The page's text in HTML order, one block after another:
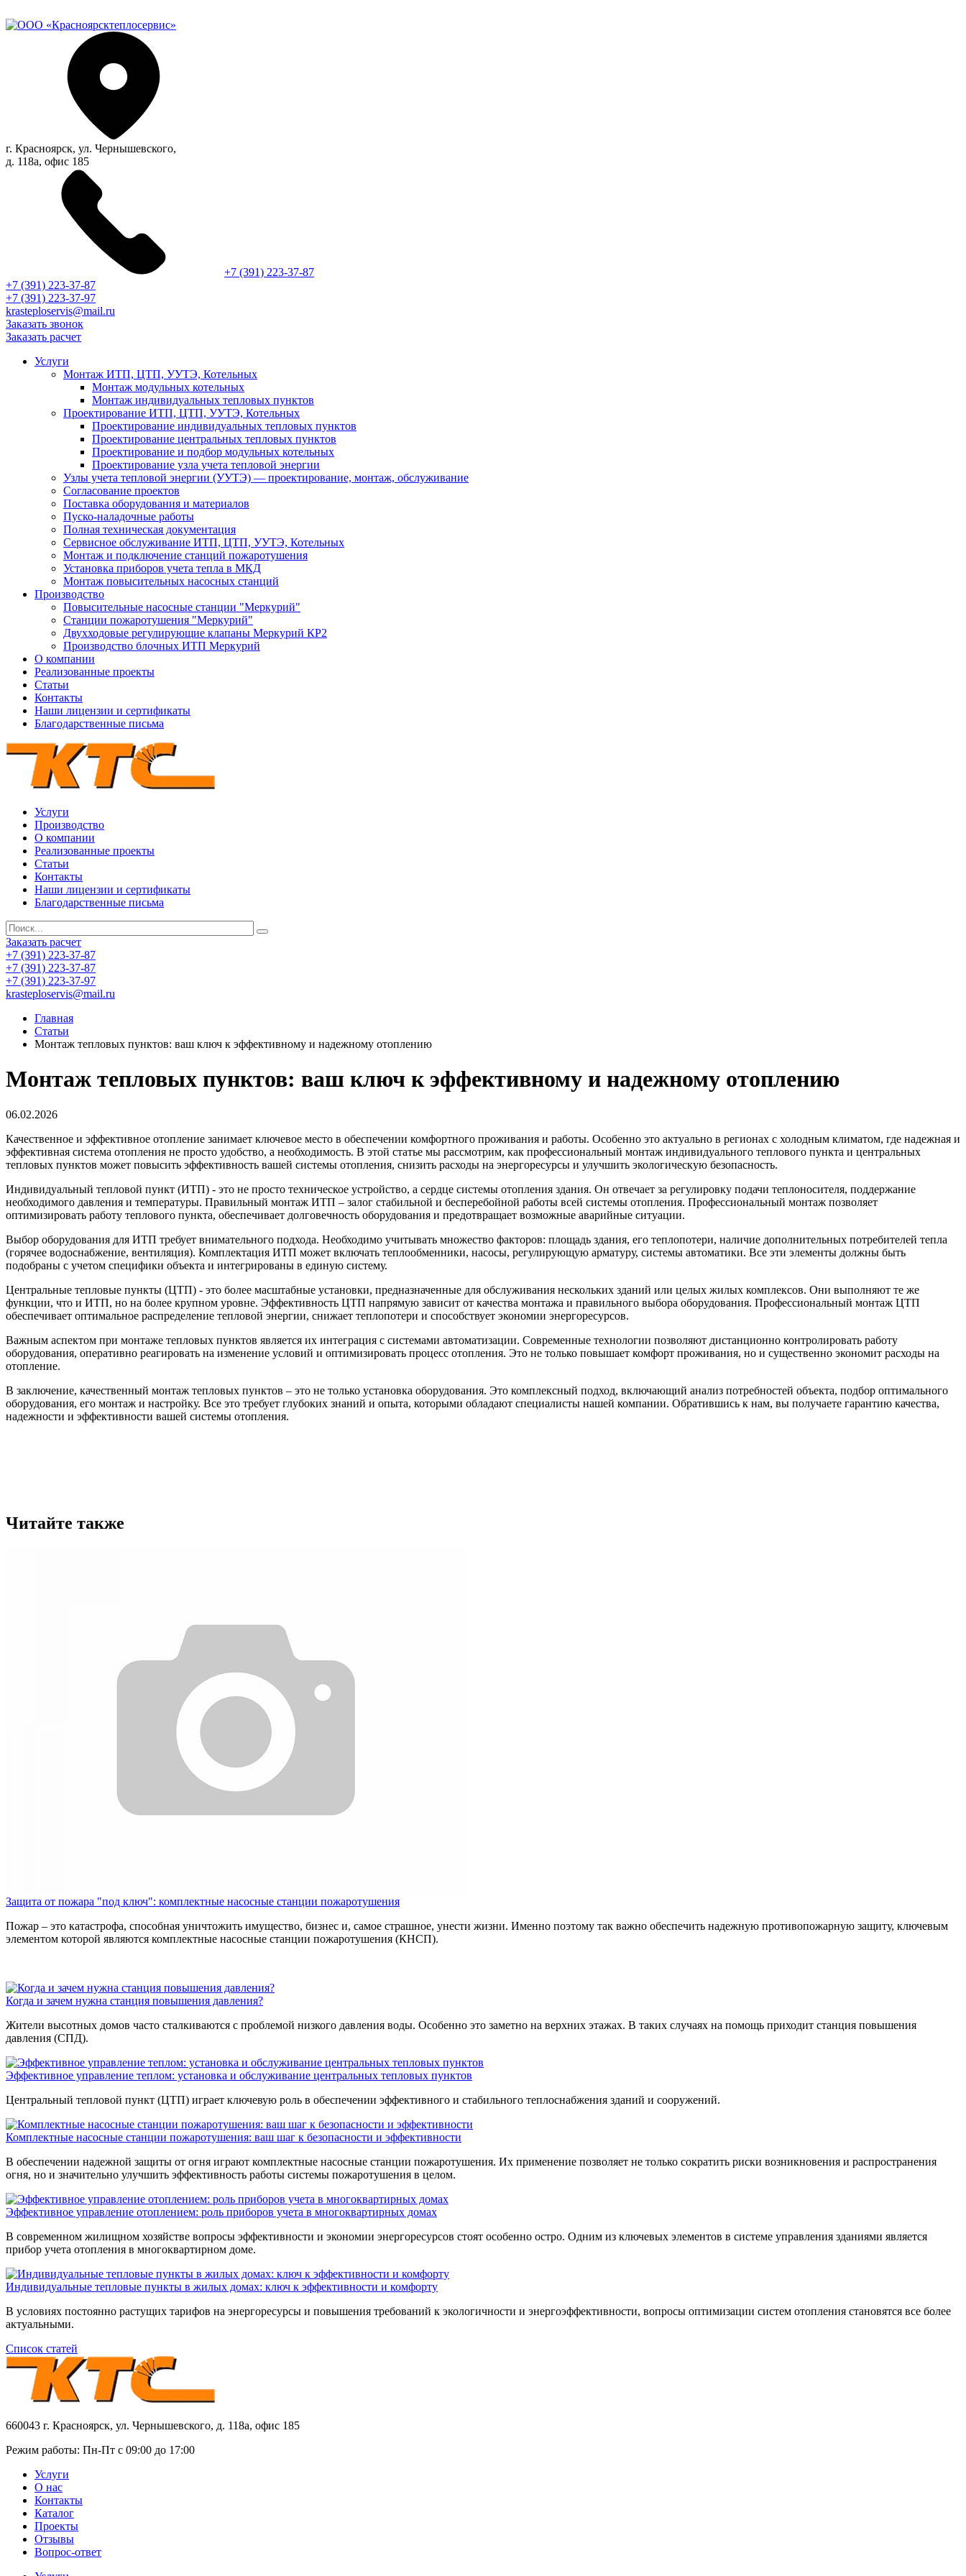
г. Красноярск, ул. Чернышевского,
д. 118а, офис 185
+7 (391) 223-37-87
+7 (391) 223-37-87
+7 (391) 223-37-97
krasteploservis@mail.ru
Заказать звонок
Заказать расчет
Услуги
Монтаж ИТП, ЦТП, УУТЭ, Котельных
Монтаж модульных котельных
Монтаж индивидуальных тепловых пунктов
Проектирование ИТП, ЦТП, УУТЭ, Котельных
Проектирование индивидуальных тепловых пунктов
Проектирование центральных тепловых пунктов
Проектирование и подбор модульных котельных
Проектирование узла учета тепловой энергии
Узлы учета тепловой энергии (УУТЭ) — проектирование, монтаж, обслуживание
Согласование проектов
Поставка оборудования и материалов
Пуско-наладочные работы
Полная техническая документация
Сервисное обслуживание ИТП, ЦТП, УУТЭ, Котельных
Монтаж и подключение станций пожаротушения
Установка приборов учета тепла в МКД
Монтаж повысительных насосных станций
Производство
Повысительные насосные станции "Меркурий"
Станции пожаротушения "Меркурий"
Двухходовые регулирующие клапаны Меркурий КР2
Производство блочных ИТП Меркурий
О компании
Реализованные проекты
Статьи
Контакты
Наши лицензии и сертификаты
Благодарственные письма
Услуги
Производство
О компании
Реализованные проекты
Статьи
Контакты
Наши лицензии и сертификаты
Благодарственные письма
Заказать расчет
+7 (391) 223-37-87
+7 (391) 223-37-87
+7 (391) 223-37-97
krasteploservis@mail.ru
Главная
Статьи
Монтаж тепловых пунктов: ваш ключ к эффективному и надежному отоплению
Монтаж тепловых пунктов: ваш ключ к эффективному и надежному отоплению
06.02.2026
Качественное и эффективное отопление занимает ключевое место в обеспечении комфортного проживания и работы. Особенно это актуально в регионах с холодным климатом, где надежная и
эффективная система отопления не просто удобство, а необходимость. В этой статье мы рассмотрим, как профессиональный монтаж индивидуального теплового пункта и центральных
тепловых пунктов может повысить эффективность вашей системы отопления, снизить расходы на энергоресурсы и улучшить экологическую безопасность.
Индивидуальный тепловой пункт (ИТП) - это не просто техническое устройство, а сердце системы отопления здания. Он отвечает за регулировку подачи теплоносителя, поддержание
необходимого давления и температуры. Правильный монтаж ИТП – залог стабильной и бесперебойной работы всей системы отопления. Профессиональный монтаж позволяет
оптимизировать работу теплового пункта, обеспечивает долговечность оборудования и предотвращает возможные аварийные ситуации.
Выбор оборудования для ИТП требует внимательного подхода. Необходимо учитывать множество факторов: площадь здания, его теплопотери, наличие дополнительных потребителей тепла
(горячее водоснабжение, вентиляция). Комплектация ИТП может включать теплообменники, насосы, регулирующую арматуру, системы автоматики. Все эти элементы должны быть
подобраны с учетом специфики объекта и интегрированы в единую систему.
Центральные тепловые пункты (ЦТП) - это более масштабные установки, предназначенные для обслуживания нескольких зданий или целых жилых комплексов. Они выполняют те же
функции, что и ИТП, но на более крупном уровне. Эффективность ЦТП напрямую зависит от качества монтажа и правильного выбора оборудования. Профессиональный монтаж ЦТП
обеспечивает оптимальное распределение тепловой энергии, снижает теплопотери и способствует экономии энергоресурсов.
Важным аспектом при монтаже тепловых пунктов является их интеграция с системами автоматизации. Современные технологии позволяют дистанционно контролировать работу
оборудования, оперативно реагировать на изменение условий и оптимизировать процесс отопления. Это не только повышает комфорт проживания, но и существенно экономит расходы на
отопление.
В заключение, качественный монтаж тепловых пунктов – это не только установка оборудования. Это комплексный подход, включающий анализ потребностей объекта, подбор оптимального
оборудования, его монтаж и настройку. Все это требует глубоких знаний и опыта, которыми обладают специалисты нашей компании. Обратившись к нам, вы получаете гарантию качества,
надежности и эффективности вашей системы отопления.
Читайте также
Защита от пожара "под ключ": комплектные насосные станции пожаротушения
Пожар – это катастрофа, способная уничтожить имущество, бизнес и, самое страшное, унести жизни. Именно поэтому так важно обеспечить надежную противопожарную защиту, ключевым
элементом которой являются комплектные насосные станции пожаротушения (КНСП).
Когда и зачем нужна станция повышения давления?
Жители высотных домов часто сталкиваются с проблемой низкого давления воды. Особенно это заметно на верхних этажах. В таких случаях на помощь приходит станция повышения
давления (СПД).
Эффективное управление теплом: установка и обслуживание центральных тепловых пунктов
Центральный тепловой пункт (ЦТП) играет ключевую роль в обеспечении эффективного и стабильного теплоснабжения зданий и сооружений.
Комплектные насосные станции пожаротушения: ваш шаг к безопасности и эффективности
В обеспечении надежной защиты от огня играют комплектные насосные станции пожаротушения. Их применение позволяет не только сократить риски возникновения и распространения
огня, но и значительно улучшить эффективность работы системы пожаротушения в целом.
Эффективное управление отоплением: роль приборов учета в многоквартирных домах
В современном жилищном хозяйстве вопросы эффективности и экономии энергоресурсов стоят особенно остро. Одним из ключевых элементов в системе управления зданиями является
прибор учета отопления в многоквартирном доме.
Индивидуальные тепловые пункты в жилых домах: ключ к эффективности и комфорту
В условиях постоянно растущих тарифов на энергоресурсы и повышения требований к экологичности и энергоэффективности, вопросы оптимизации систем отопления становятся все более
актуальными.
Список статей
660043 г. Красноярск, ул. Чернышевского, д. 118а, офис 185
Режим работы: Пн-Пт с 09:00 до 17:00
Услуги
О нас
Контакты
Каталог
Проекты
Отзывы
Вопрос-ответ